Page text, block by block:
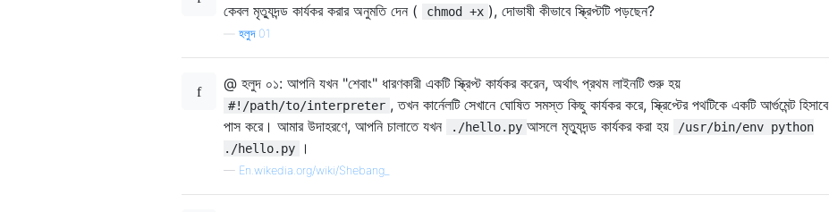
কেবল মৃত্যুদন্ড কার্যকর করার অনুমতি দেন (
chmod +x ), দোভাষী কীভাবে স্ক্রিপ্টটি পড়ছেন?
হলুদ 01
@ হলুদ ০১: আপনি যখন "শেবাং" ধারণকারী একটি স্ক্রিপ্ট কার্যকর করেন, অর্থাৎ প্রথম লাইনটি শুরু হয়
#!/path/to/interpreter , তখন কার্নেলটি সেখানে ঘোষিত সমস্ত কিছু কার্যকর করে, স্ক্রিপ্টের পথটিকে একটি আর্গুমেন্ট হিসাবে
পাস করে। আমার উদাহরণে, আপনি চালাতে যখন
./hello.py আসলে মৃত্যুদন্ড কার্যকর করা হয়
/usr/bin/env python
./hello.py
।
— En.wikedia.org/wiki/Shebang_